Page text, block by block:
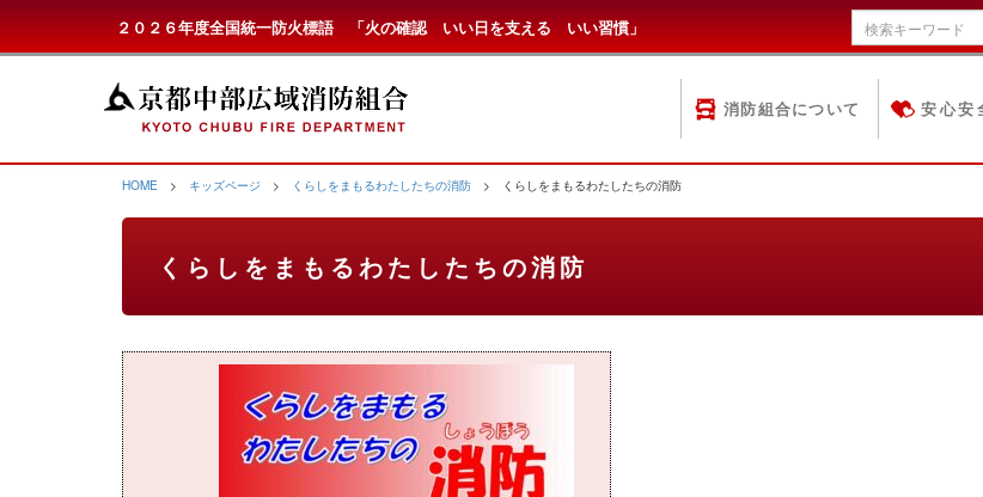
２０２６年度全国統一防火標語 「火の確認 いい日を支える いい習慣」
消防組合について 安心安
HOME > キッズページ > くらしをまもるわたしたちの消防 > くらしをまもるわたしたちの消防
くらしをまもるわたしたちの消防